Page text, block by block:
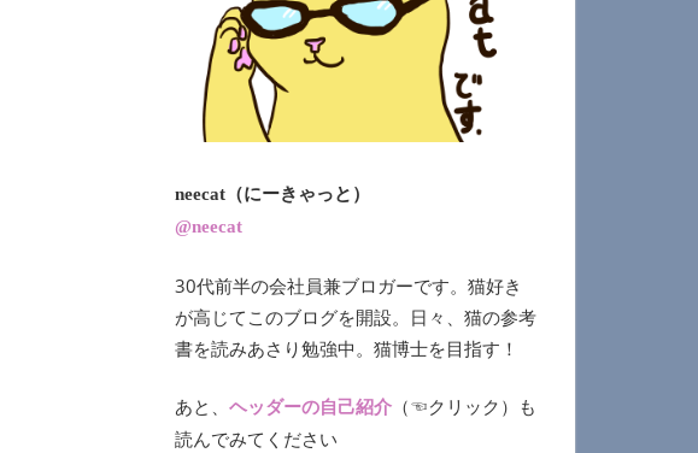
neecat（にーきゃっと）
@neecat
30代前半の会社員兼ブロガーです。猫好き
が高じてこのブログを開設。日々、猫の参考
書を読みあさり勉強中。猫博士を目指す！
あと、 ヘッダーの自己紹介（☜クリック）も
読んでみてください